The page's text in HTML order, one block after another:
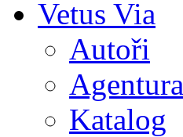
Vetus Via
Autoři
Agentura
Katalog